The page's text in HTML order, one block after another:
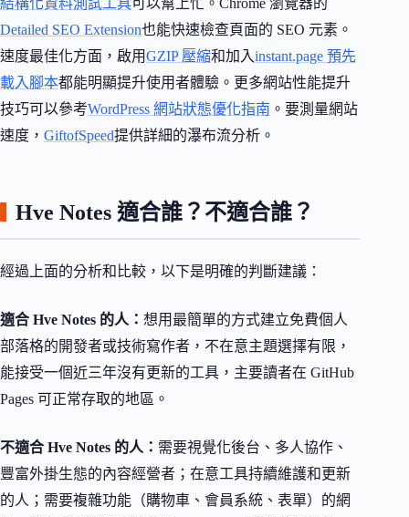
Detailed SEO Extension也能快速檢查頁面的 SEO 元素。
速度最佳化方面，啟用GZIP 壓縮和加入instant.page 預先
載入腳本都能明顯提升使用者體驗。更多網站性能提升
技巧可以參考WordPress 網站狀態優化指南 。要測量網站
速度， GiftofSpeed提供詳細的瀑布流分析。
Hve Notes 適合誰？不適合誰？
經過上面的分析和比較，以下是明確的判斷建議：
適合 Hve Notes 的人： 想用最簡單的方式建立免費個人
部落格的開發者或技術寫作者，不在意主題選擇有限，
能接受一個近三年沒有更新的工具，主要讀者在 GitHub
Pages 可正常存取的地區。
不適合 Hve Notes 的人： 需要視覺化後台、多人協作、
豐富外掛生態的內容經營者；在意工具持續維護和更新
的人；需要複雜功能（購物車、會員系統、表單）的網